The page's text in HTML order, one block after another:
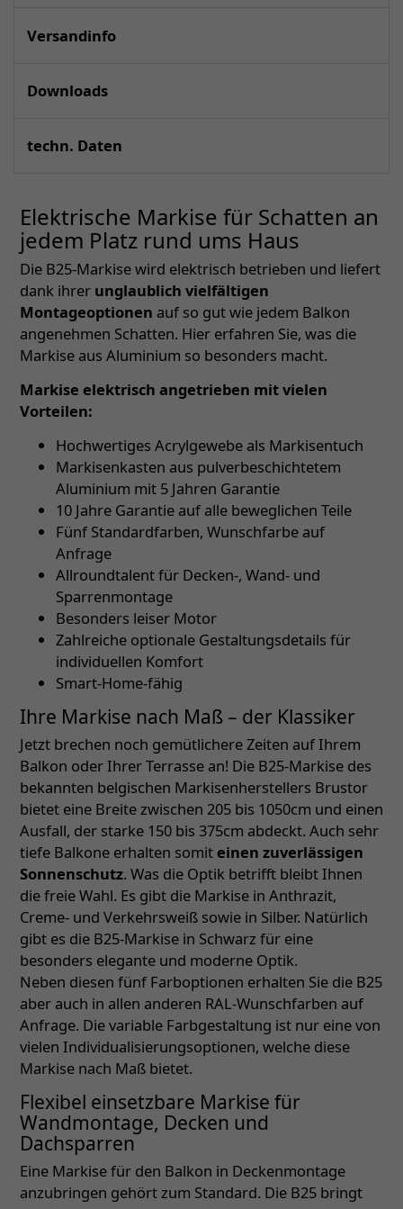
Versandinfo
Downloads
techn. Daten
Elektrische Markise für Schatten an
jedem Platz rund ums Haus
Die B25-Markise wird elektrisch betrieben und liefert
dank ihrer unglaublich vielfältigen
Montageoptionen auf so gut wie jedem Balkon
angenehmen Schatten. Hier erfahren Sie, was die
Markise aus Aluminium so besonders macht.
Markise elektrisch angetrieben mit vielen
Vorteilen:
Hochwertiges Acrylgewebe als Markisentuch
Markisenkasten aus pulverbeschichtetem
Aluminium mit 5 Jahren Garantie
10 Jahre Garantie auf alle beweglichen Teile
Fünf Standardfarben, Wunschfarbe auf
Anfrage
Allroundtalent für Decken-, Wand- und
Sparrenmontage
Besonders leiser Motor
Zahlreiche optionale Gestaltungsdetails für
individuellen Komfort
Smart-Home-fähig
Ihre Markise nach Maß – der Klassiker
Jetzt brechen noch gemütlichere Zeiten auf Ihrem
Balkon oder Ihrer Terrasse an! Die B25-Markise des
bekannten belgischen Markisenherstellers Brustor
bietet eine Breite zwischen 205 bis 1050cm und einen
Ausfall, der starke 150 bis 375cm abdeckt. Auch sehr
tiefe Balkone erhalten somit einen zuverlässigen
Sonnenschutz. Was die Optik betrifft bleibt Ihnen
die freie Wahl. Es gibt die Markise in Anthrazit,
Creme- und Verkehrsweiß sowie in Silber. Natürlich
gibt es die B25-Markise in Schwarz für eine
besonders elegante und moderne Optik.
Neben diesen fünf Farboptionen erhalten Sie die B25
aber auch in allen anderen RAL-Wunschfarben auf
Anfrage. Die variable Farbgestaltung ist nur eine von
vielen Individualisierungsoptionen, welche diese
Markise nach Maß bietet.
Flexibel einsetzbare Markise für
Wandmontage, Decken und
Dachsparren
Eine Markise für den Balkon in Deckenmontage
anzubringen gehört zum Standard. Die B25 bringt